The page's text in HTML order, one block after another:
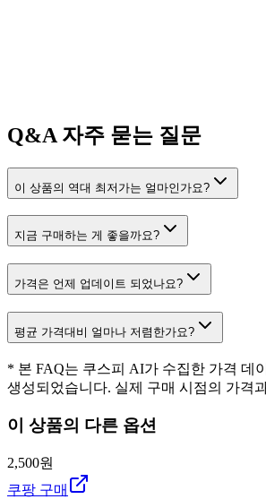
Q&A 자주 묻는 질문
이 상품의 역대 최저가는 얼마인가요?
지금 구매하는 게 좋을까요?
가격은 언제 업데이트 되었나요?
평균 가격대비 얼마나 저렴한가요?
* 본 FAQ는 쿠스피 AI가 수집한 가격 데
생성되었습니다. 실제 구매 시점의 가격
이 상품의 다른 옵션
2,500원
쿠팡 구매